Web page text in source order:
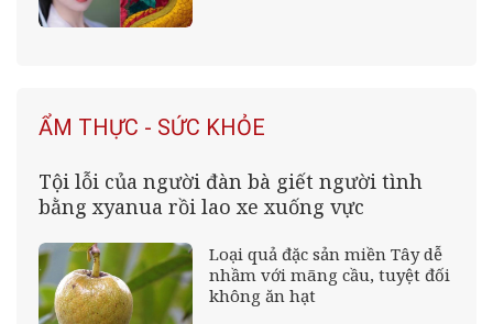
ẨM THỰC - SỨC KHỎE
Tội lỗi của người đàn bà giết người tình
bằng xyanua rồi lao xe xuống vực
Loại quả đặc sản miền Tây dễ
nhầm với mãng cầu, tuyệt đối
không ăn hạt